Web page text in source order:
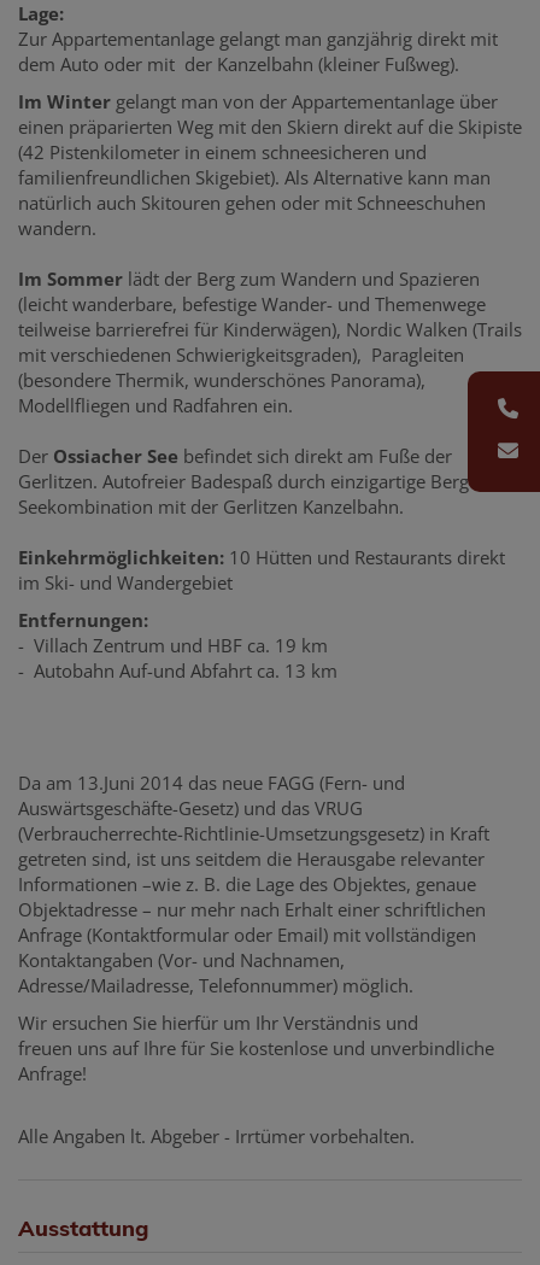
Lage:
Zur Appartementanlage gelangt man ganzjährig direkt mit
dem Auto oder mit der Kanzelbahn (kleiner Fußweg).
Im Winter gelangt man von der Appartementanlage über
einen präparierten Weg mit den Skiern direkt auf die Skipiste
(42 Pistenkilometer in einem schneesicheren und
familienfreundlichen Skigebiet). Als Alternative kann man
natürlich auch Skitouren gehen oder mit Schneeschuhen
wandern.
Im Sommer lädt der Berg zum Wandern und Spazieren
(leicht wanderbare, befestige Wander- und Themenwege
teilweise barrierefrei für Kinderwägen), Nordic Walken (Trails
mit verschiedenen Schwierigkeitsgraden), Paragleiten
(besondere Thermik, wunderschönes Panorama),
Modellfliegen und Radfahren ein.
Der Ossiacher See befindet sich direkt am Fuße der
Gerlitzen. Autofreier Badespaß durch einzigartige Berg-
Seekombination mit der Gerlitzen Kanzelbahn.
Einkehrmöglichkeiten: 10 Hütten und Restaurants direkt
im Ski- und Wandergebiet
Entfernungen:
- Villach Zentrum und HBF ca. 19 km
- Autobahn Auf-und Abfahrt ca. 13 km
Da am 13.Juni 2014 das neue FAGG (Fern- und
Auswärtsgeschäfte-Gesetz) und das VRUG
(Verbraucherrechte-Richtlinie-Umsetzungsgesetz) in Kraft
getreten sind, ist uns seitdem die Herausgabe relevanter
Informationen –wie z. B. die Lage des Objektes, genaue
Objektadresse – nur mehr nach Erhalt einer schriftlichen
Anfrage (Kontaktformular oder Email) mit vollständigen
Kontaktangaben (Vor- und Nachnamen,
Adresse/Mailadresse, Telefonnummer) möglich.
Wir ersuchen Sie hierfür um Ihr Verständnis und
freuen uns auf Ihre für Sie kostenlose und unverbindliche
Anfrage!
Alle Angaben lt. Abgeber - Irrtümer vorbehalten.
Ausstattung